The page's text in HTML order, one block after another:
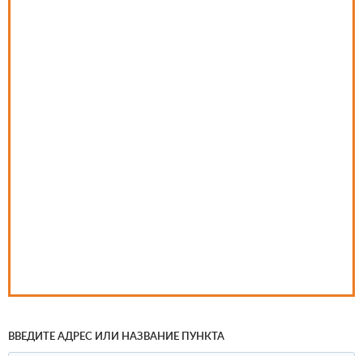
ВВЕДИТЕ АДРЕС ИЛИ НАЗВАНИЕ ПУНКТА